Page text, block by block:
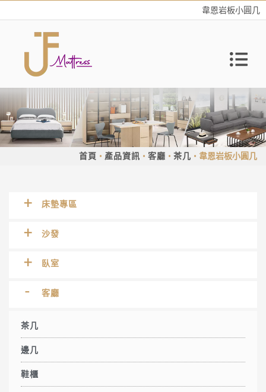
韋恩岩板小圓几
首頁 產品資訊 客廳 茶几 韋恩岩板小圓几
床墊專區
沙發
臥室
客廳
茶几
邊几
鞋櫃